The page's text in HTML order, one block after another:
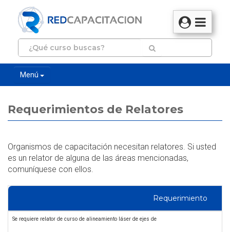
Menú
Requerimientos de Relatores
Organismos de capacitación necesitan relatores. Si usted
es un relator de alguna de las áreas mencionadas,
comuníquese con ellos.
Requerimiento
Se requiere relator de curso de alineamiento láser de ejes de